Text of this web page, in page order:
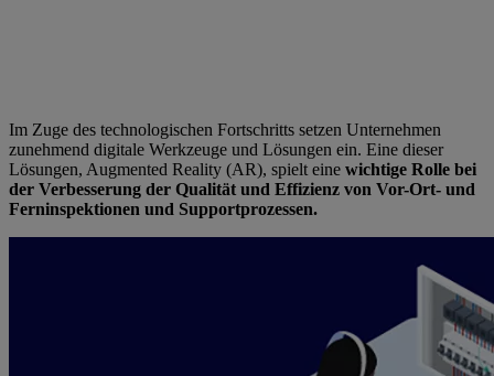
Im Zuge des technologischen Fortschritts setzen Unternehmen
zunehmend digitale Werkzeuge und Lösungen ein. Eine dieser
Lösungen, Augmented Reality (AR), spielt eine wichtige Rolle bei
der Verbesserung der Qualität und Effizienz von Vor-Ort- und
Ferninspektionen und Supportprozessen.